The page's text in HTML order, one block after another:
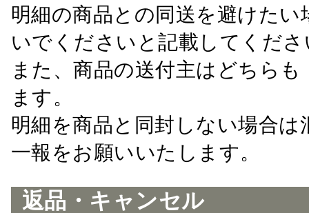
明細の商品との同送を避けた
いでくださいと記載してくださ
また、商品の送付主はどちら
ます。
明細を商品と同封しない場合
一報をお願いいたします。
返品・キャンセル